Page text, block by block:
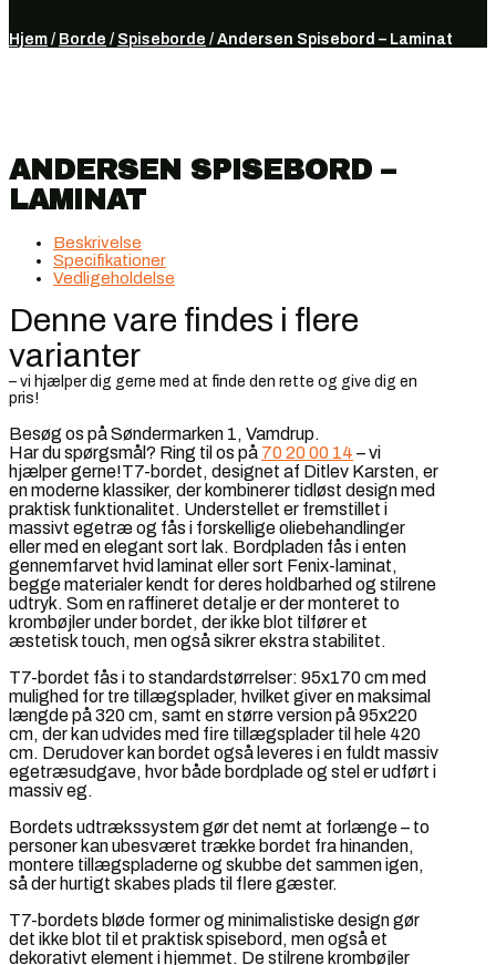
Hjem / Borde / Spiseborde / Andersen Spisebord – Laminat
ANDERSEN SPISEBORD –
LAMINAT
Beskrivelse
Specifikationer
Vedligeholdelse
Denne vare findes i flere
varianter
– vi hjælper dig gerne med at finde den rette og give dig en
pris!
Besøg os på Søndermarken 1, Vamdrup.
Har du spørgsmål? Ring til os på 70 20 00 14 – vi
hjælper gerne!T7-bordet, designet af Ditlev Karsten, er
en moderne klassiker, der kombinerer tidløst design med
praktisk funktionalitet. Understellet er fremstillet i
massivt egetræ og fås i forskellige oliebehandlinger
eller med en elegant sort lak. Bordpladen fås i enten
gennemfarvet hvid laminat eller sort Fenix-laminat,
begge materialer kendt for deres holdbarhed og stilrene
udtryk. Som en raffineret detalje er der monteret to
krombøjler under bordet, der ikke blot tilfører et
æstetisk touch, men også sikrer ekstra stabilitet.
T7-bordet fås i to standardstørrelser: 95x170 cm med
mulighed for tre tillægsplader, hvilket giver en maksimal
længde på 320 cm, samt en større version på 95x220
cm, der kan udvides med fire tillægsplader til hele 420
cm. Derudover kan bordet også leveres i en fuldt massiv
egetræsudgave, hvor både bordplade og stel er udført i
massiv eg.
Bordets udtrækssystem gør det nemt at forlænge – to
personer kan ubesværet trække bordet fra hinanden,
montere tillægspladerne og skubbe det sammen igen,
så der hurtigt skabes plads til flere gæster.
T7-bordets bløde former og minimalistiske design gør
det ikke blot til et praktisk spisebord, men også et
dekorativt element i hjemmet. De stilrene krombøjler